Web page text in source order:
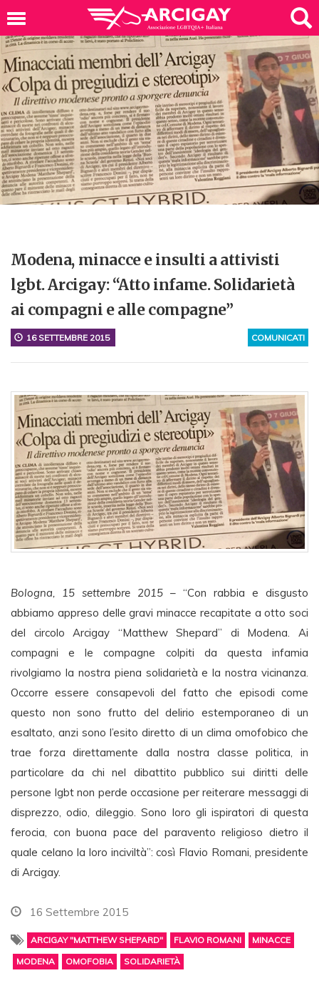
Modena, minacce e insulti a attivisti
lgbt. Arcigay: “Atto infame. Solidarietà
ai compagni e alle compagne”
COMUNICATI
16 SETTEMBRE 2015
Bologna, 15 settembre 2015 – “Con rabbia e disgusto
abbiamo appreso delle gravi minacce recapitate a otto soci
del circolo Arcigay “Matthew Shepard” di Modena. Ai
compagni e le compagne colpiti da questa infamia
rivolgiamo la nostra piena solidarietà e la nostra vicinanza.
Occorre essere consapevoli del fatto che episodi come
questo non sono frutto del delirio estemporaneo di un
esaltato, anzi sono l’esito diretto di un clima omofobico che
trae forza direttamente dalla nostra classe politica, in
particolare da chi nel dibattito pubblico sui diritti delle
persone lgbt non perde occasione per reiterare messaggi di
disprezzo, odio, dileggio. Sono loro gli ispiratori di questa
ferocia, con buona pace del paravento religioso dietro il
quale celano la loro inciviltà”: così Flavio Romani, presidente
di Arcigay.
16 Settembre 2015
ARCIGAY "MATTHEW SHEPARD" FLAVIO ROMANI
MINACCE
MODENA
OMOFOBIA SOLIDARIETÀ